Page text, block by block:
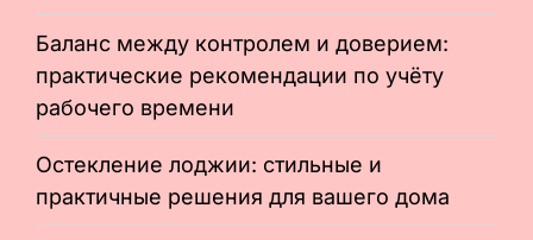
Баланс между контролем и доверием:
практические рекомендации по учёту
рабочего времени
Остекление лоджии: стильные и
практичные решения для вашего дома